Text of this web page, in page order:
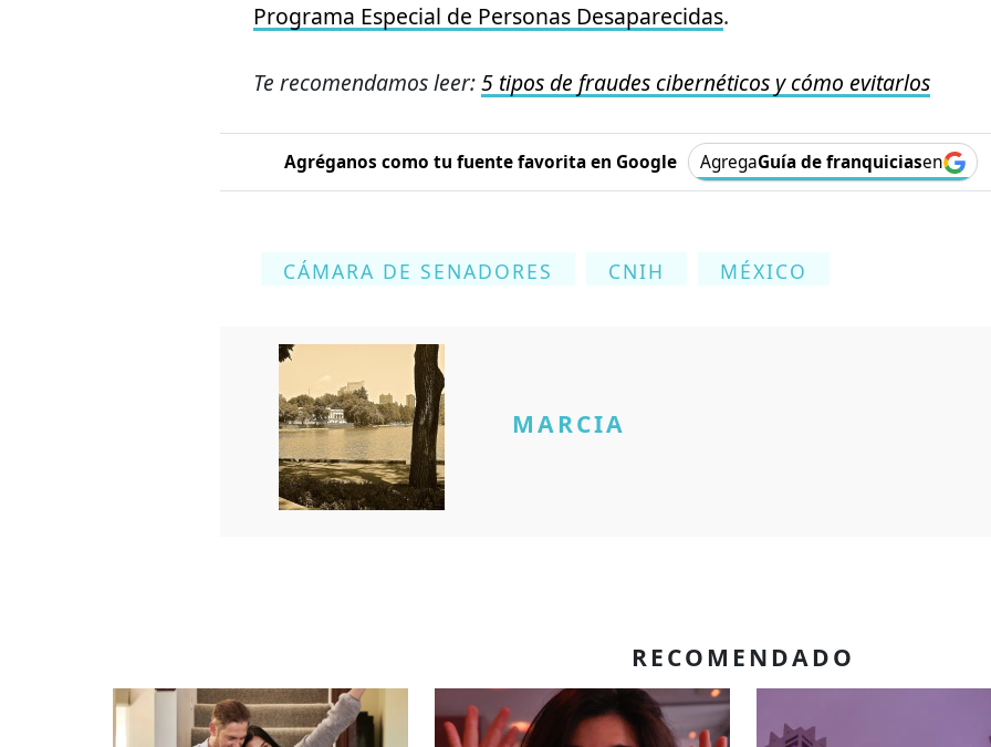
Programa Especial de Personas Desaparecidas.
Te recomendamos leer:5 tipos de fraudes cibernéticos y cómo evitarlos
Agréganos como tu fuente favorita en Google AgregaGuía de franquiciasen
CÁMARA DE SENADORES CNIH MÉXICO
MARCIA
RECOMENDADO